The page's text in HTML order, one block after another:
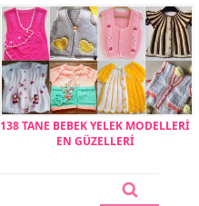
138 TANE BEBEK YELEK MODELLERİ
EN GÜZELLERİ